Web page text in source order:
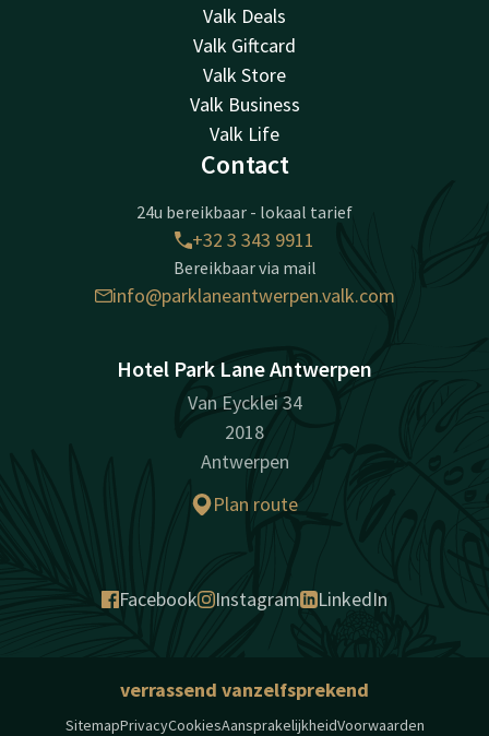
Valk Deals
Valk Giftcard
Valk Store
Valk Business
Valk Life
Contact
24u bereikbaar - lokaal tarief
+32 3 343 9911
Bereikbaar via mail
info@parklaneantwerpen.valk.com
Hotel Park Lane Antwerpen
Van Eycklei 34
2018
Antwerpen
Plan route
Facebook Instagram LinkedIn
verrassend vanzelfsprekend
SitemapPrivacyCookiesAansprakelijkheidVoorwaarden